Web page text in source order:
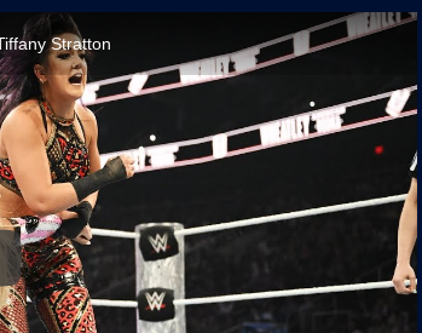
Stratton